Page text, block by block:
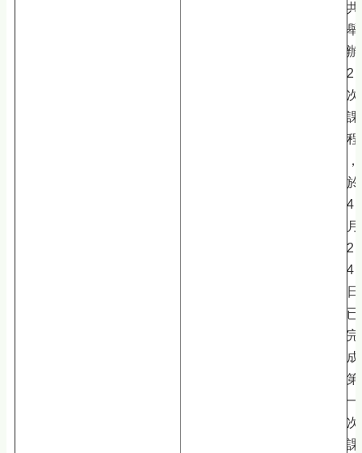
共
舉
辦
2
次
課
程
，
於
4
月
2
4
日
已
完
成
第
一
次
課